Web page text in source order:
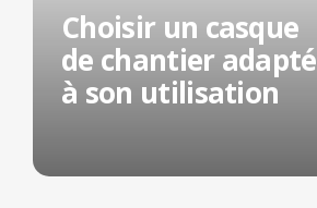
Choisir un casque
de chantier adapté
à son utilisation